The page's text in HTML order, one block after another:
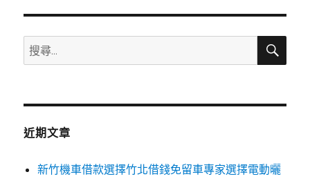
搜
尋
鍵
搜
近期文章
新竹機車借款選擇竹北借錢免留車專家選擇電動曬